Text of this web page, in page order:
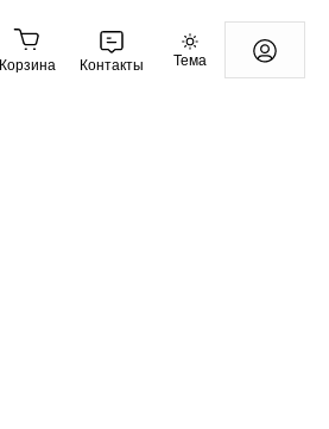
Корзина Контакты Тема